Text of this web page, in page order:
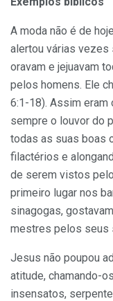
A moda não é de
alertou várias vezes
oravam e jejuavam
pelos homens. Ele
6:1-18). Assim
sempre o louvor do
todas as suas boas
filactérios e
de serem vistos
primeiro lugar nos
sinagogas,
mestres pelos seus
Jesus não poupou
atitude, chamando-
insensatos,